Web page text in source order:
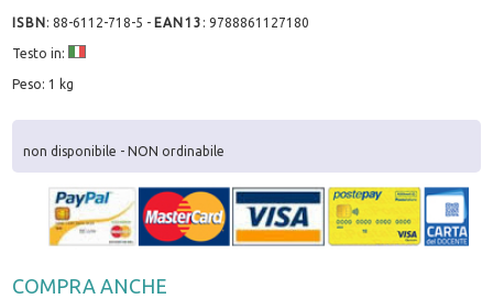
ISBN:88-6112-718-5 - EAN13 :9788861127180
Testo in:
Peso: 1 kg
non disponibile - NON ordinabile
COMPRA ANCHE